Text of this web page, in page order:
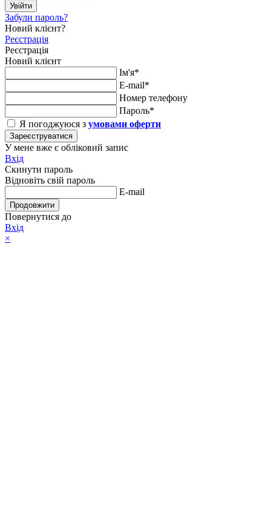
Увійти
Забули пароль?
Новий клієнт?
Реєстрація
Реєстрація
Новий клієнт
Ім'я*
E-mail*
Номер телефону
Пароль*
Я погоджуюся з умовами оферти
Зареєструватися
У мене вже є обліковий запис
Вхід
Скинути пароль
Відновіть свій пароль
E-mail
Продовжити
Повернутися до
Вхід
×